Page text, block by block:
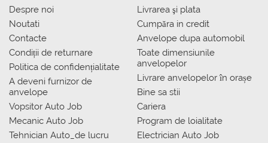
Despre noi
Noutati
Contacte
Condiții de returnare
Politica de confidențialitate
A deveni furnizor de
anvelope
Vopsitor Auto Job
Mecanic Auto Job
Tehnician Auto_de lucru
Livrarea şi plata
Сumpăra in credit
Anvelope dupa automobil
Toate dimensiunile
anvelopelor
Livrare anvelopelor în orașe
Bine sa stii
Cariera
Program de loialitate
Electrician Auto Job